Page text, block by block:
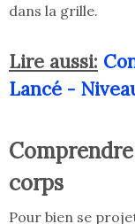
dans la grille.
Lire aussi:
Lancé -
corps
Pour bien se